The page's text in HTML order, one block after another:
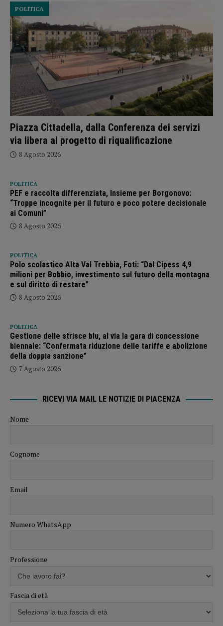
Piazza Cittadella, dalla Conferenza dei servizi
via libera al progetto di riqualificazione
POLITICA
8 Agosto 2026
POLITICA
PEF e raccolta differenziata, Insieme per Borgonovo:
“Troppe incognite per il futuro e poco potere decisionale
ai Comuni”
8 Agosto 2026
POLITICA
Polo scolastico Alta Val Trebbia, Foti: “Dal Cipess 4,9
milioni per Bobbio, investimento sul futuro della montagna
e sul diritto di restare”
8 Agosto 2026
POLITICA
Gestione delle strisce blu, al via la gara di concessione
biennale: “Confermata riduzione delle tariffe e abolizione
della doppia sanzione”
7 Agosto 2026
RICEVI VIA MAIL LE NOTIZIE DI PIACENZA
Nome
Cognome
Email
Numero WhatsApp
Professione
Fascia di età